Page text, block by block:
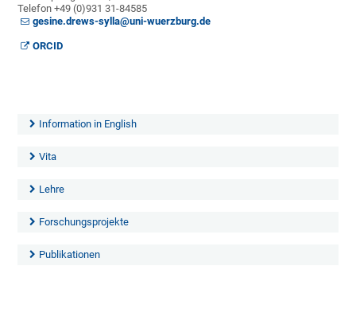
Telefon +49 (0)931 31-84585
gesine.drews-sylla@uni-wuerzburg.de
ORCID
Information in English
Vita
Lehre
Forschungsprojekte
Publikationen